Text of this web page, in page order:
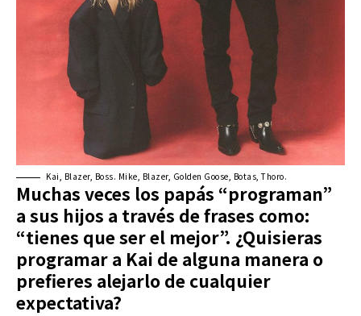
Kai, Blazer, Boss. Mike, Blazer, Golden Goose, Botas, Thoro.
Muchas veces los papás “programan”
a sus hijos a través de frases como:
“tienes que ser el mejor”. ¿Quisieras
programar a Kai de alguna manera o
prefieres alejarlo de cualquier
expectativa?